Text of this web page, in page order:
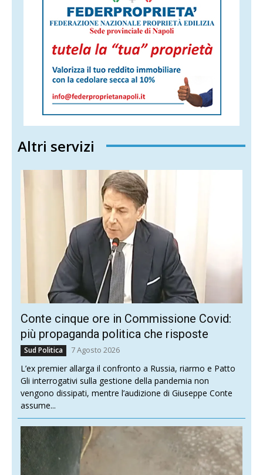
Altri servizi
Conte cinque ore in Commissione Covid:
più propaganda politica che risposte
Sud Politica 7 Agosto 2026
L’ex premier allarga il confronto a Russia, riarmo e Patto
Gli interrogativi sulla gestione della pandemia non
vengono dissipati, mentre l’audizione di Giuseppe Conte
assume...